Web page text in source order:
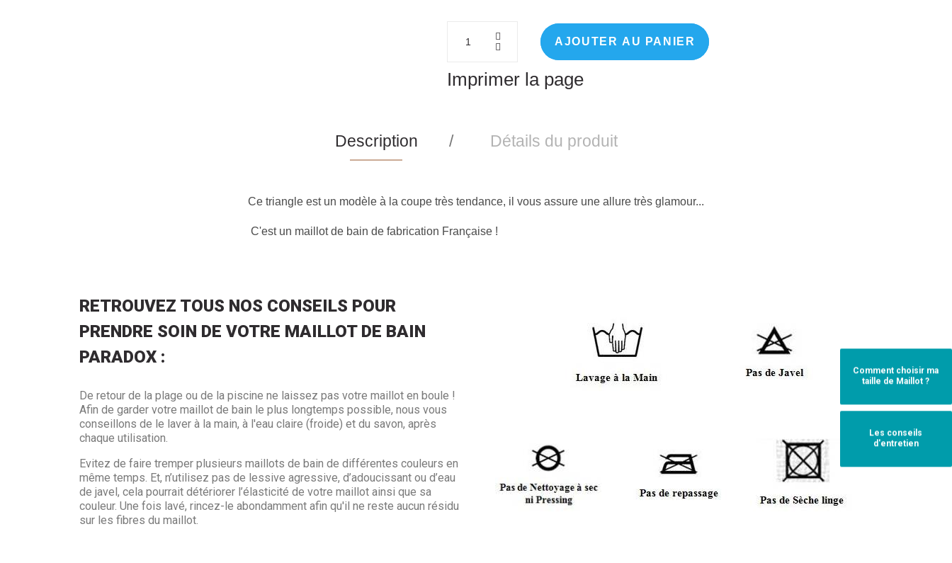
Comment choisir ma
taille de Maillot ?
Les conseils
d'entretien
AJOUTER AU PANIER
Imprimer la page
Description Détails du produit
Ce triangle est un modèle à la coupe très tendance, il vous assure une allure très glamour...
C'est un maillot de bain de fabrication Française !
RETROUVEZ TOUS NOS CONSEILS POUR
PRENDRE SOIN DE VOTRE MAILLOT DE BAIN
PARADOX :
De retour de la plage ou de la piscine ne laissez pas votre maillot en boule !
Afin de garder votre maillot de bain le plus longtemps possible, nous vous
conseillons de le laver à la main, à l'eau claire (froide) et du savon, après
chaque utilisation.
Evitez de faire tremper plusieurs maillots de bain de différentes couleurs en
même temps. Et, n’utilisez pas de lessive agressive, d’adoucissant ou d’eau
de javel, cela pourrait détériorer l’élasticité de votre maillot ainsi que sa
couleur. Une fois lavé, rincez-le abondamment afin qu'il ne reste aucun résidu
sur les fibres du maillot.